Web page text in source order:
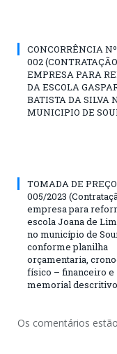
CONCORRÊNCIA
002
EMPRESA PARA
DA ESCOLA
BATISTA DA SILVA
MUNICIPIO DE
TOMADA DE
005/2023
empresa para
escola Joana de
no município de
conforme planilha
orçamentaria,
físico – financeiro e
memorial
Os comentários